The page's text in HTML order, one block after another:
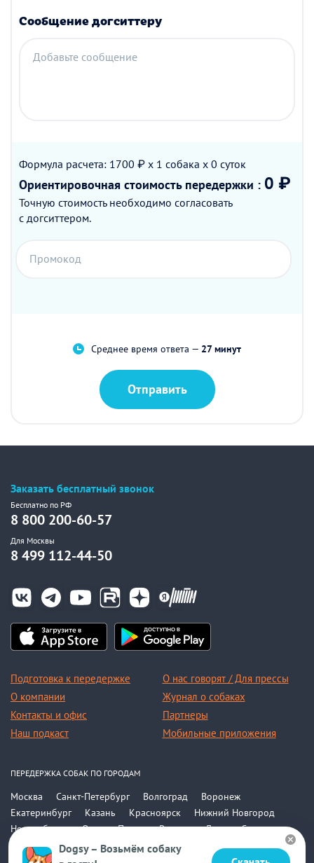
Dogsy – Возьмём собаку
Сообщение догситтеру
Добавьте сообщение
Формула расчета: 1700 ₽ x 1 собака x 0 суток
Ориентировочная стоимость передержки : 0 ₽
Точную стоимость необходимо согласовать
с догситтером.
Промокод
Среднее время ответа — 27 минут
Отправить
Заказать бесплатный звонок
Бесплатно по РФ
8 800 200-60-57
Для Москвы
8 499 112-44-50
Подготовка к передержке
О компании
Контакты и офис
Наш подкаст
О нас говорят / Для прессы
Журнал о собаках
Партнеры
Мобильные приложения
ПЕРЕДЕРЖКА СОБАК ПО ГОРОДАМ
Москва Санкт-Петербург Волгоград
Воронеж
Екатеринбург
Казань Красноярск
Нижний Новгород
Новосибирск
Омск Пермь Ростов-на-Дону
Самара
Саратов
Уфа Челябинск Все города